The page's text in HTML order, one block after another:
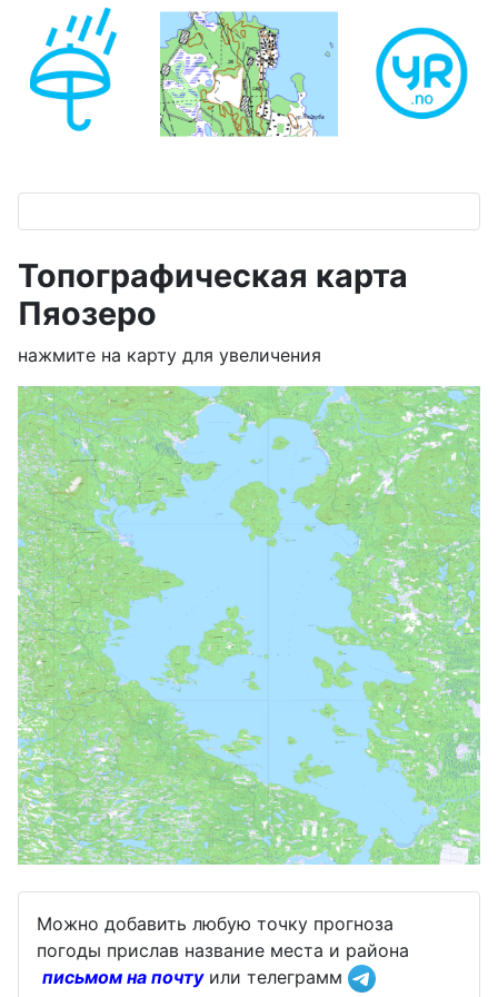
Топографическая карта
Пяозеро
нажмите на карту для увеличения
Можно добавить любую точку прогноза
погоды прислав название места и района
письмом на почтуили телеграмм